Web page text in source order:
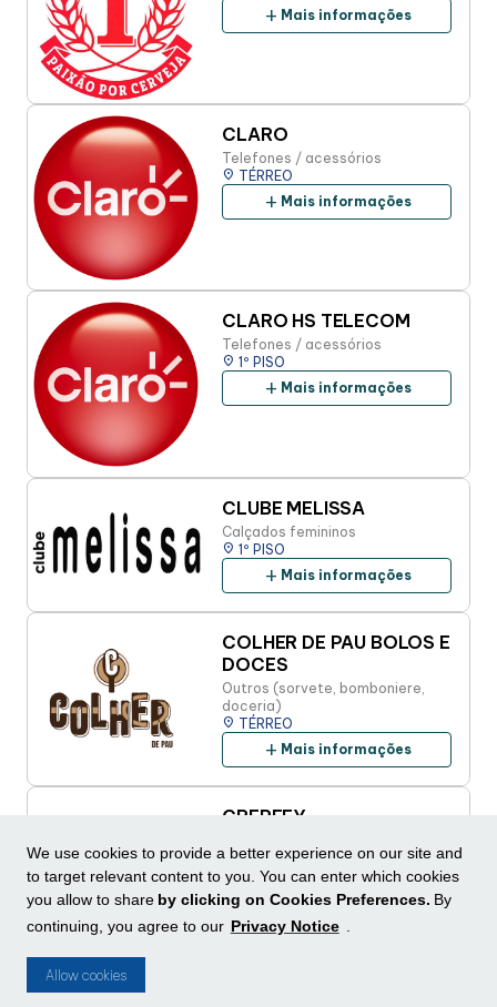
We use cookies to provide a better experience on our site and
to target relevant content to you. You can enter which cookies
you allow to share by clicking on Cookies Preferences. By
continuing, you agree to our Privacy Notice .
Allow cookies
add Mais informações
CLARO
Telefones / acessórios
place TÉRREO
add Mais informações
CLARO HS TELECOM
Telefones / acessórios
place 1º PISO
add Mais informações
CLUBE MELISSA
Calçados femininos
place 1º PISO
add Mais informações
COLHER DE PAU BOLOS E
DOCES
Outros (sorvete, bomboniere,
doceria)
place TÉRREO
add Mais informações
CREPEFY
doceria)
placeTÉRREO
addMais informações